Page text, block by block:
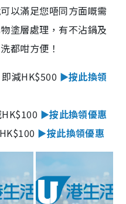
以滿足您唔同方面嘅需
塗層處理，有不沾鍋及
都咁方便！
減HK$500 ►按此換領
►按此換領優惠
►按此換領優惠